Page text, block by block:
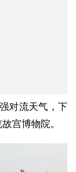
对流天气，下
宫博物院。